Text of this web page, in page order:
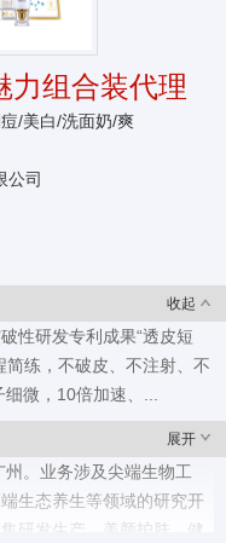
力组合装代理
/美白/洗面奶/爽
公司
收起
性研发专利成果“透皮短
简练，不破皮、不注射、不
微，10倍加速、...
展开
。业务涉及尖端生物工
生态养生等领域的研究开
研发生产、美颜护肤、健